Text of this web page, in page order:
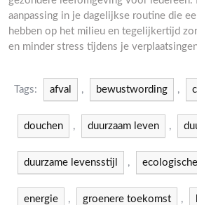
aanpassing in je dagelijkse routine die
hebben op het milieu en tegelijkertijd
en minder stress tijdens je
Tags: afval , bewustwording ,
douchen , duurzaam leven ,
duurzame levensstijl ,
energie , groenere toekomst ,